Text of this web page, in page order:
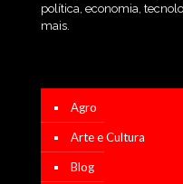
política, economia,
mais.
Agro
Arte e Cultura
Blog